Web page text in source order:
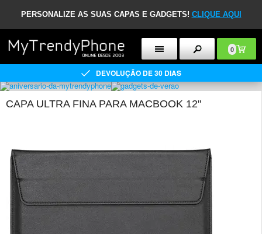
PERSONALIZE AS SUAS CAPAS E GADGETS! CLIQUE AQUI
0
DEVOLUÇÃO DE 30 DIAS
CAPA ULTRA FINA PARA MACBOOK 12"